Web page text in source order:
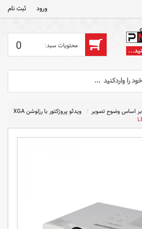
ورود ثبت‌ نام
0
بر اساس وضوح تصویر
ویدئو پروژکتور با رزلوشن XGA